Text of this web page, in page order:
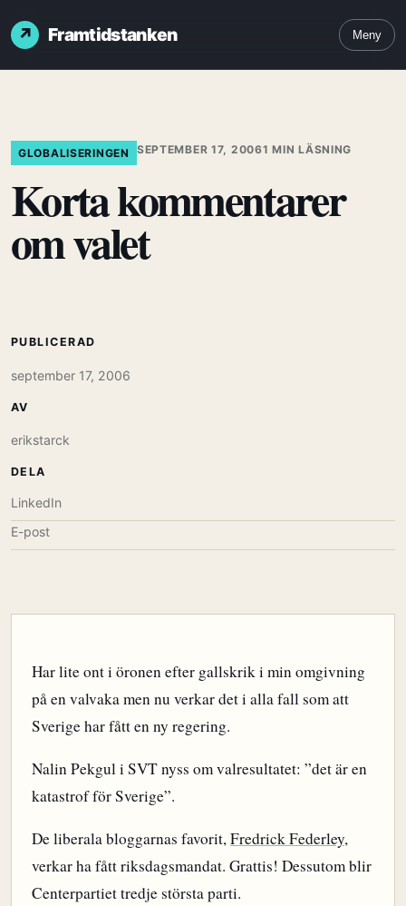
Framtidstanken Meny
GLOBALISERINGEN SEPTEMBER 17, 20061 MIN LÄSNING
Korta kommentarer
om valet
Har lite ont i öronen efter gallskrik i min omgivning
på en valvaka men nu verkar det i alla fall som att
Sverige har fått en ny regering.
Nalin Pekgul i SVT nyss om valresultatet: ”det är en
katastrof för Sverige”.
De liberala bloggarnas favorit,Fredrick Federley,
verkar ha fått riksdagsmandat. Grattis! Dessutom blir
Centerpartiet tredje största parti.
PUBLICERAD
september 17, 2006
AV
erikstarck
DELA
LinkedIn
E-post